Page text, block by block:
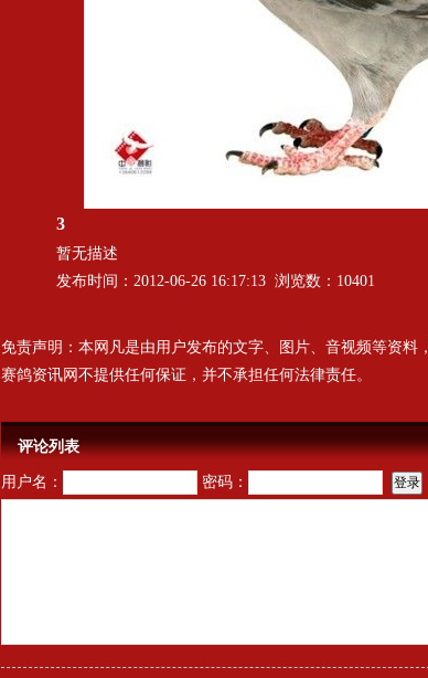
3
暂无描述
发布时间：2012-06-26 16:17:13 浏览数：10401
免责声明：本网凡是由用户发布的文字、图片、音视频等资料
赛鸽资讯网不提供任何保证，并不承担任何法律责任。
评论列表
用户名： 密码：